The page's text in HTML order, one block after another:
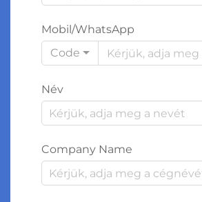
Mobil/WhatsApp
Code
Név
Company Name